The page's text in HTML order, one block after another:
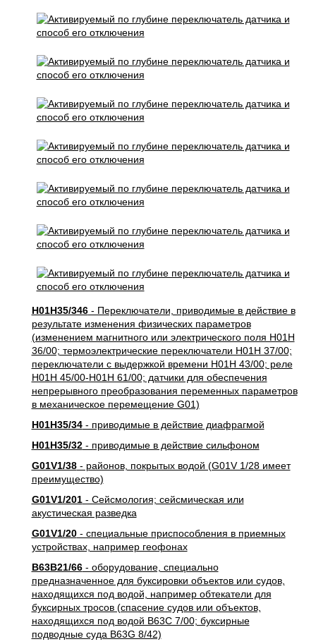
H01H35/346- Переключатели, приводимые в действие в
результате изменения физических параметров
(изменением магнитного или электрического поля H01H
36/00; термоэлектрические переключатели H01H 37/00;
переключатели с выдержкой времени H01H 43/00; реле
H01H 45/00-H01H 61/00; датчики для обеспечения
непрерывного преобразования переменных параметров
в механическое перемещение G01)
H01H35/34- приводимые в действие диафрагмой
H01H35/32- приводимые в действие сильфоном
G01V1/38- районов, покрытых водой (G01V 1/28 имеет
преимущество)
G01V1/201- Сейсмология; сейсмическая или
акустическая разведка
G01V1/20- специальные приспособления в приемных
устройствах, например геофонах
B63B21/66- оборудование, специально
предназначенное для буксировки объектов или судов,
находящихся под водой, например обтекатели для
буксирных тросов (спасение судов или объектов,
находящихся под водой B63C 7/00; буксирные
подводные суда B63G 8/42)